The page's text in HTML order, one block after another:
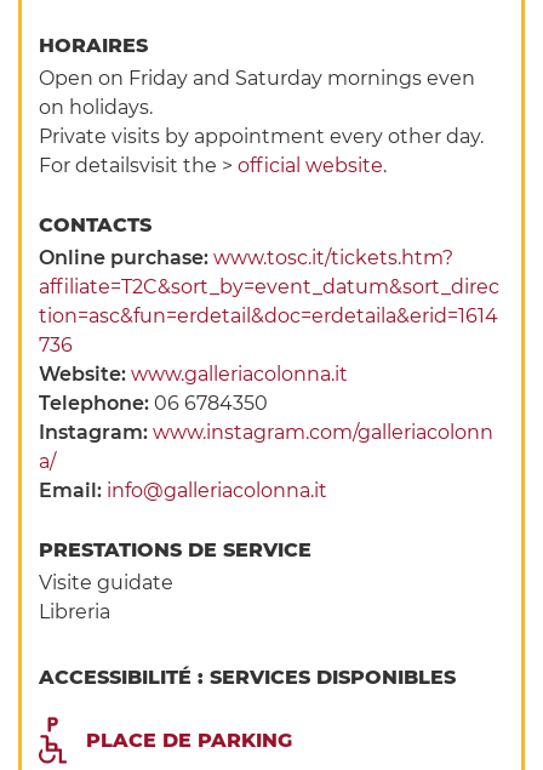
HORAIRES
Open on Friday and Saturday mornings even
on holidays.
Private visits by appointment every other day.
For detailsvisit the >official website.
CONTACTS
Online purchase:www.tosc.it/tickets.htm?
affiliate=T2C&sort_by=event_datum&sort_direc
tion=asc&fun=erdetail&doc=erdetaila&erid=1614
736
Website:www.galleriacolonna.it
Telephone:06 6784350
Instagram:www.instagram.com/galleriacolonn
a/
Email: info@galleriacolonna.it
PRESTATIONS DE SERVICE
Visite guidate
Libreria
ACCESSIBILITÉ : SERVICES DISPONIBLES
PLACE DE PARKING